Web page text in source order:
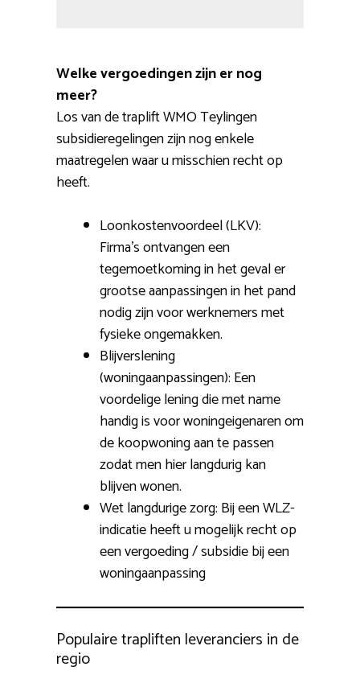
Welke vergoedingen zijn er nog
meer?
Los van de traplift WMO Teylingen
subsidieregelingen zijn nog enkele
maatregelen waar u misschien recht op
heeft.
Loonkostenvoordeel (LKV):
Firma’s ontvangen een
tegemoetkoming in het geval er
grootse aanpassingen in het pand
nodig zijn voor werknemers met
fysieke ongemakken.
Blijverslening
(woningaanpassingen): Een
voordelige lening die met name
handig is voor woningeigenaren om
de koopwoning aan te passen
zodat men hier langdurig kan
blijven wonen.
Wet langdurige zorg: Bij een WLZ-
indicatie heeft u mogelijk recht op
een vergoeding / subsidie bij een
woningaanpassing
Populaire trapliften leveranciers in de
regio